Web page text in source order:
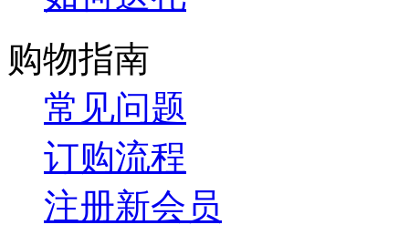
购物指南
常见问题
订购流程
注册新会员